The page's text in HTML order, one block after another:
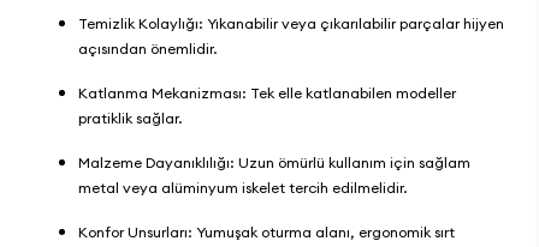
Temizlik Kolaylığı: Yıkanabilir veya çıkarılabilir parçalar hijyen
açısından önemlidir.
Katlanma Mekanizması: Tek elle katlanabilen modeller
pratiklik sağlar.
Malzeme Dayanıklılığı: Uzun ömürlü kullanım için sağlam
metal veya alüminyum iskelet tercih edilmelidir.
Konfor Unsurları: Yumuşak oturma alanı, ergonomik sırt